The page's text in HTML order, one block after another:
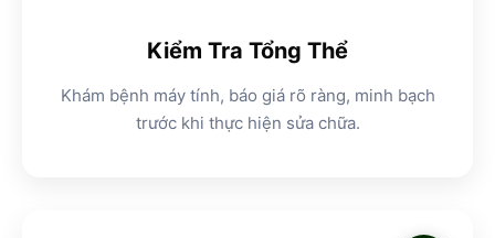
Kiểm Tra Tổng Thể
Khám bệnh máy tính, báo giá rõ ràng, minh bạch
trước khi thực hiện sửa chữa.